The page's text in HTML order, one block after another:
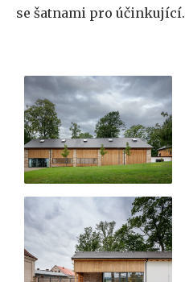
se šatnami pro účinkující.